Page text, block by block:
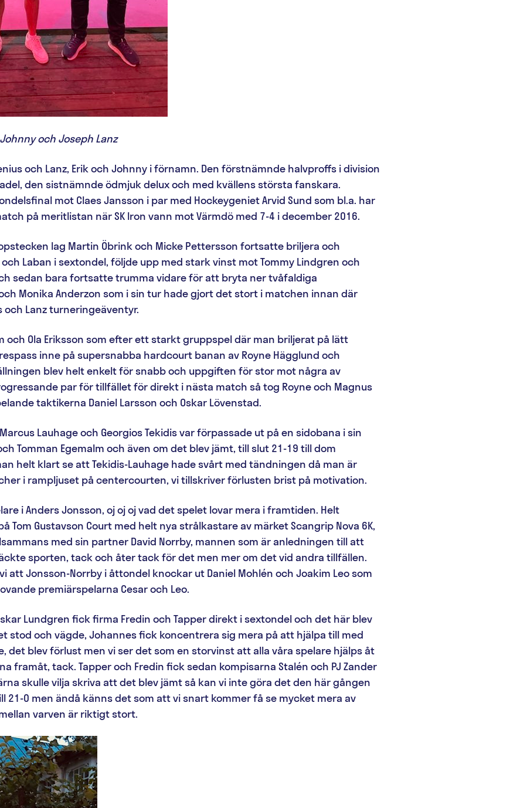
och Joseph Lanz
och Lanz, Erik och Johnny i förnamn. Den förstnämnde halvproffs i division
den sistnämnde ödmjuk delux och med kvällens största fanskara.
mot Claes Jansson i par med Hockeygeniet Arvid Sund som bl.a. har
på meritlistan när SK Iron vann mot Värmdö med 7-4 i december 2016.
lag Martin Öbrink och Micke Pettersson fortsatte briljera och
Laban i sextondel, följde upp med stark vinst mot Tommy Lindgren och
sedan bara fortsatte trumma vidare för att bryta ner tvåfaldiga
Monika Anderzon som i sin tur hade gjort det stort i matchen innan där
och Lanz turneringeäventyr.
och Ola Eriksson som efter ett starkt gruppspel där man briljerat på lätt
inne på supersnabba hardcourt banan av Royne Hägglund och
blev helt enkelt för snabb och uppgiften för stor mot några av
par för tillfället för direkt i nästa match så tog Royne och Magnus
taktikerna Daniel Larsson och Oskar Lövenstad.
Lauhage och Georgios Tekidis var förpassade ut på en sidobana i sin
Tomman Egemalm och även om det blev jämt, till slut 21-19 till dom
helt klart se att Tekidis-Lauhage hade svårt med tändningen då man är
i rampljuset på centercourten, vi tillskriver förlusten brist på motivation.
i Anders Jonsson, oj oj oj vad det spelet lovar mera i framtiden. Helt
Tom Gustavson Court med helt nya strålkastare av märket Scangrip Nova 6K,
med sin partner David Norrby, mannen som är anledningen till att
sporten, tack och åter tack för det men mer om det vid andra tillfällen.
att Jonsson-Norrby i åttondel knockar ut Daniel Mohlén och Joakim Leo som
premiärspelarna Cesar och Leo.
Lundgren fick firma Fredin och Tapper direkt i sextondel och det här blev
stod och vägde, Johannes fick koncentrera sig mera på att hjälpa till med
det blev förlust men vi ser det som en storvinst att alla våra spelare hjälps åt
framåt, tack. Tapper och Fredin fick sedan kompisarna Stalén och PJ Zander
skulle vilja skriva att det blev jämt så kan vi inte göra det den här gången
21-0 men ändå känns det som att vi snart kommer få se mycket mera av
varven är riktigt stort.